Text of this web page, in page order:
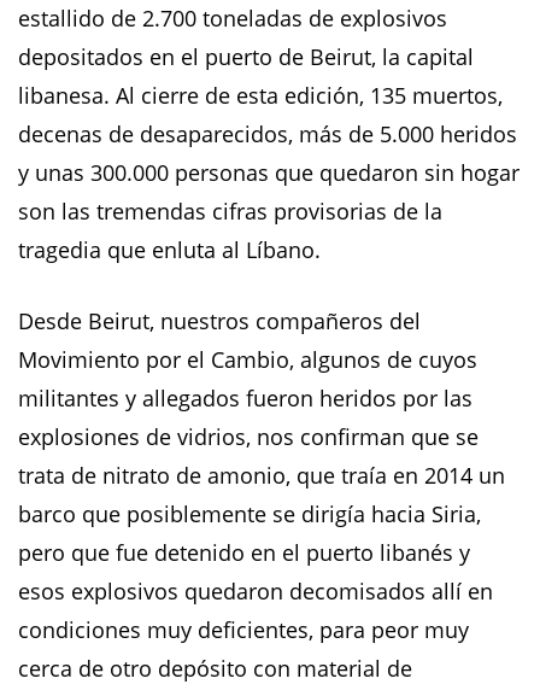
estallido de 2.700 toneladas de explosivos
depositados en el puerto de Beirut, la capital
libanesa. Al cierre de esta edición, 135 muertos,
decenas de desaparecidos, más de 5.000 heridos
y unas 300.000 personas que quedaron sin hogar
son las tremendas cifras provisorias de la
tragedia que enluta al Líbano.
Desde Beirut, nuestros compañeros del
Movimiento por el Cambio, algunos de cuyos
militantes y allegados fueron heridos por las
explosiones de vidrios, nos confirman que se
trata de nitrato de amonio, que traía en 2014 un
barco que posiblemente se dirigía hacia Siria,
pero que fue detenido en el puerto libanés y
esos explosivos quedaron decomisados allí en
condiciones muy deficientes, para peor muy
cerca de otro depósito con material de